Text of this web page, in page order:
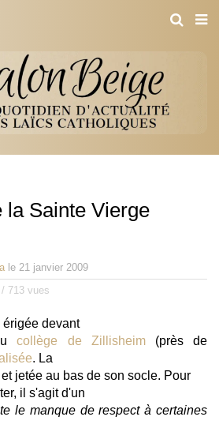
la Sainte Vierge
le 21 janvier 2009
/ 713 vues
érigée devant
collège de Zillisheim(près de
. La
jetée au bas de son socle. Pour
il s'agit d'un
le manque de respect à certaines